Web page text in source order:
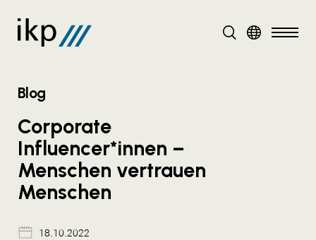
DE
Blog
Corporate
Influencer*innen –
Menschen vertrauen
Menschen
18.10.2022